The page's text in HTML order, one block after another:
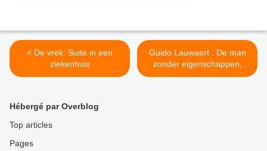
< De vrek: Suite in een
ziekenhuis
Guido Lauwaert : De man
zonder eigenschappen,
deel II >
Hébergé par Overblog
Top articles
Pages